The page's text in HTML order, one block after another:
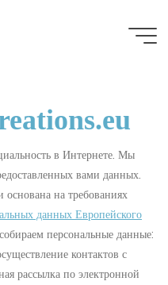
в Интернете. Мы
вами данных.
на требованиях
данных Европейского
персональные данные:
контактов с
рассылка по электронной